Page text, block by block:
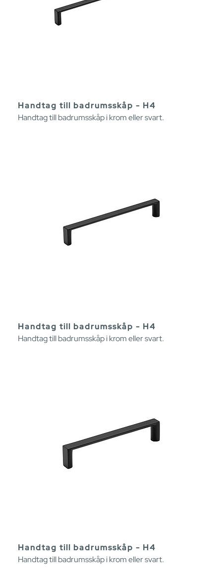
Handtag till badrumsskåp - H4
Handtag till badrumsskåp i krom eller svart.
Handtag till badrumsskåp - H4
Handtag till badrumsskåp i krom eller svart.
Handtag till badrumsskåp - H4
Handtag till badrumsskåp i krom eller svart.